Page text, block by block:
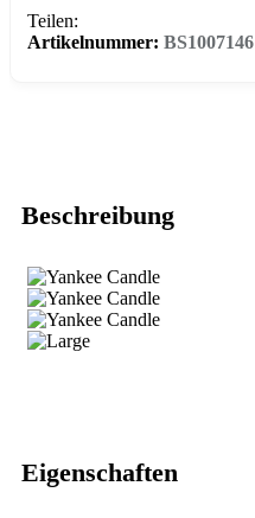
Teilen:
Artikelnummer: BS1007146
Beschreibung
Eigenschaften